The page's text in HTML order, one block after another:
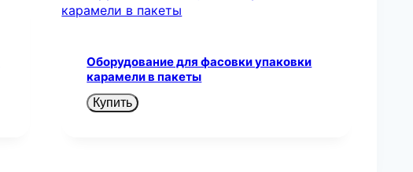
Оборудование для фасовки упаковки
карамели в пакеты
Купить